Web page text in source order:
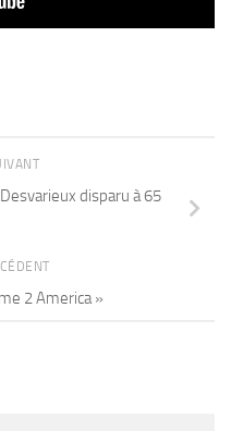
disparu à 65
2 America »